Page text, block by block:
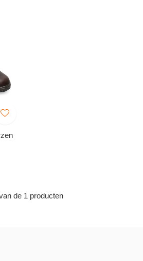
de 1 producten